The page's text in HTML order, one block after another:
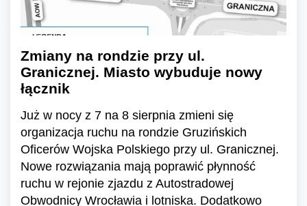
Zmiany na rondzie przy ul.
Granicznej. Miasto wybuduje nowy
łącznik
Już w nocy z 7 na 8 sierpnia zmieni się
organizacja ruchu na rondzie Gruzińskich
Oficerów Wojska Polskiego przy ul. Granicznej.
Nowe rozwiązania mają poprawić płynność
ruchu w rejonie zjazdu z Autostradowej
Obwodnicy Wrocławia i lotniska. Dodatkowo